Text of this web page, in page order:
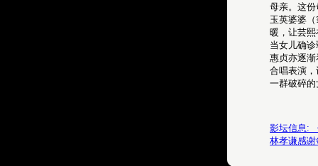
母亲。这
玉英婆婆
暖，让芸
当女儿确
惠贞亦逐
合唱表演
一群破碎
影坛信息:
林孝谦感